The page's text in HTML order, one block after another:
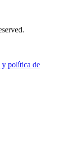
y política de